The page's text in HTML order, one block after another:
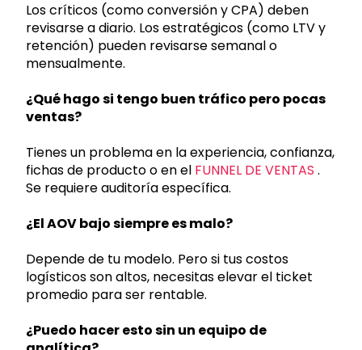
Los críticos (como conversión y CPA) deben
revisarse a diario. Los estratégicos (como LTV y
retención) pueden revisarse semanal o
mensualmente.
¿Qué hago si tengo buen tráfico pero pocas
ventas?
Tienes un problema en la experiencia, confianza,
fichas de producto o en el FUNNEL DE VENTAS .
Se requiere auditoría específica.
¿El AOV bajo siempre es malo?
Depende de tu modelo. Pero si tus costos
logísticos son altos, necesitas elevar el ticket
promedio para ser rentable.
¿Puedo hacer esto sin un equipo de